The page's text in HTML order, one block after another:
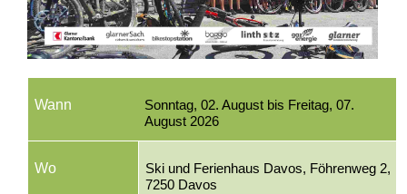
Wann
Sonntag, 02. August bis Freitag, 07.
August 2026
Wo
Ski und Ferienhaus Davos, Föhrenweg 2,
7250 Davos